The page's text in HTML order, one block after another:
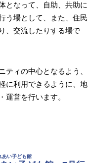
となって、自助、共助に
う場として、また、住民
、交流したりする場で
ティの中心となるよう、
に利用できるように、地
運営を行います。